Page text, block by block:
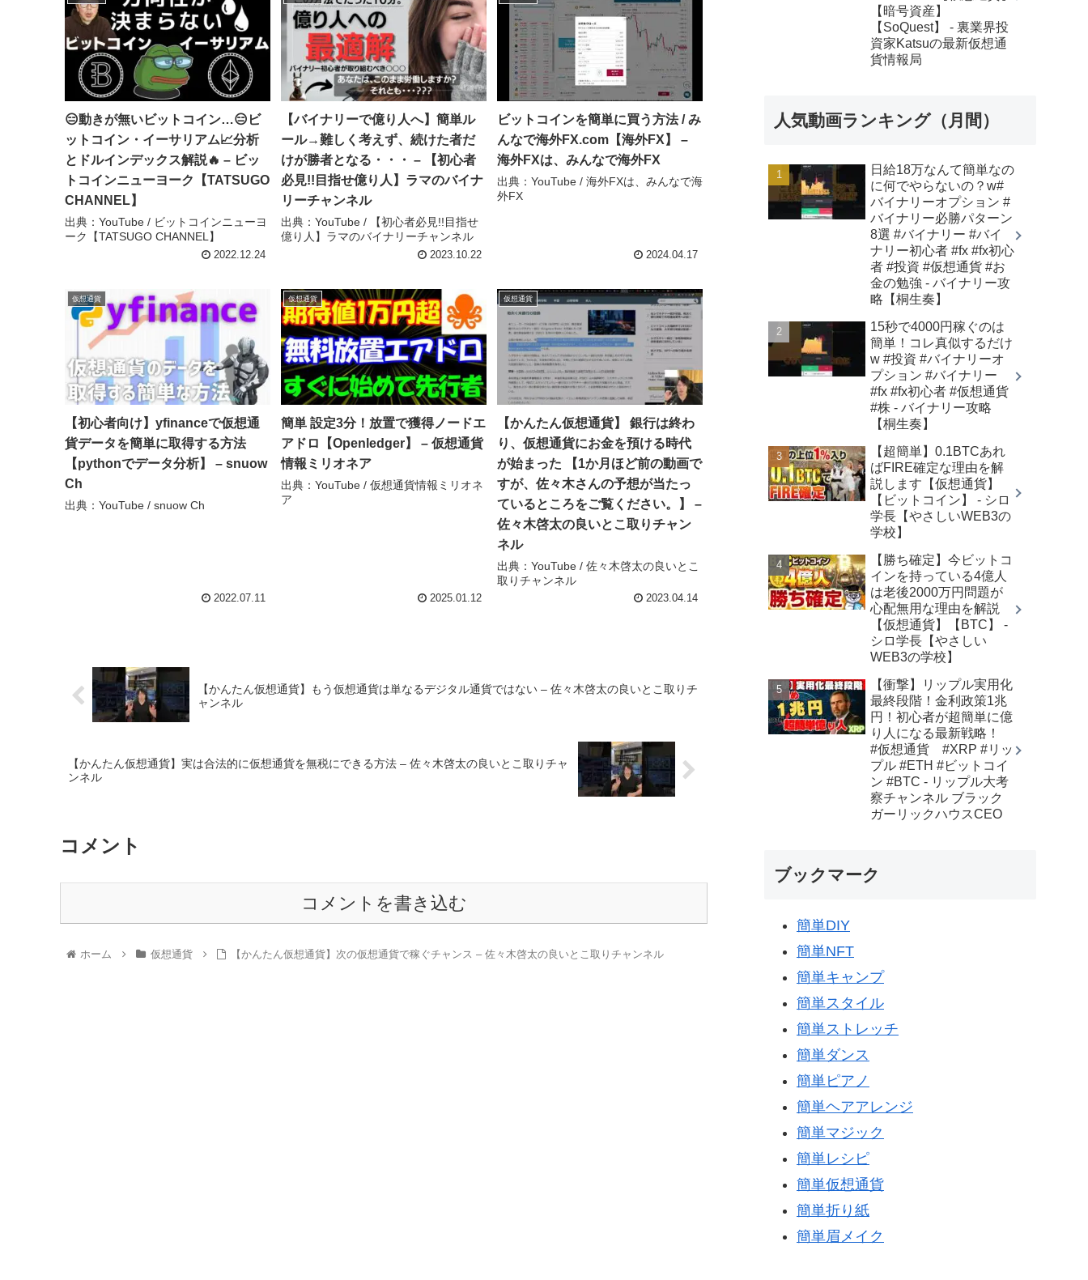
😑動きが無いビットコイン…😑ビ
ットコイン・イーサリアム📈分析
とドルインデックス解説🔥 – ビッ
トコインニューヨーク【TATSUGO
CHANNEL】
出典：YouTube / ビットコインニューヨ
ーク【TATSUGO CHANNEL】
2022.12.24
【バイナリーで億り人へ】簡単ル
ール→難しく考えず、続けた者だ
けが勝者となる・・・ – 【初心者
必見!!目指せ億り人】ラマのバイナ
リーチャンネル
出典：YouTube / 【初心者必見!!目指せ
億り人】ラマのバイナリーチャンネル
2023.10.22
ビットコインを簡単に買う方法 / み
んなで海外FX.com【海外FX】 –
海外FXは、みんなで海外FX
出典：YouTube / 海外FXは、みんなで海
外FX
2024.04.17
仮想通貨
【初心者向け】yfinanceで仮想通
貨データを簡単に取得する方法
【pythonでデータ分析】 – snuow
Ch
出典：YouTube / snuow Ch
2022.07.11
仮想通貨
簡単 設定3分！放置で獲得ノードエ
アドロ【Openledger】 – 仮想通貨
情報ミリオネア
出典：YouTube / 仮想通貨情報ミリオネ
ア
2025.01.12
仮想通貨
【かんたん仮想通貨】 銀行は終わ
り、仮想通貨にお金を預ける時代
が始まった 【1か月ほど前の動画で
すが、佐々木さんの予想が当たっ
ているところをご覧ください。】 –
佐々木啓太の良いとこ取りチャン
ネル
出典：YouTube / 佐々木啓太の良いとこ
取りチャンネル
2023.04.14
【かんたん仮想通貨】もう仮想通貨は単なるデジタル通貨ではない – 佐々木啓太の良いとこ取りチ
ャンネル
【かんたん仮想通貨】実は合法的に仮想通貨を無税にできる方法 – 佐々木啓太の良いとこ取りチャ
ンネル
コメント
コメントを書き込む
ホーム 仮想通貨 【かんたん仮想通貨】次の仮想通貨で稼ぐチャンス – 佐々木啓太の良いとこ取りチャンネル
【暗号資産】
【SoQuest】 - 裏業界投
資家Katsuの最新仮想通
貨情報局
人気動画ランキング（月間）
日給18万なんて簡単なの
に何でやらないの？w#
バイナリーオプション #
バイナリー必勝パターン
8選 #バイナリー #バイ
ナリー初心者 #fx #fx初心
者 #投資 #仮想通貨 #お
金の勉強 - バイナリー攻
略【桐生奏】
15秒で4000円稼ぐのは
簡単！コレ真似するだけ
w #投資 #バイナリーオ
プション #バイナリー
#fx #fx初心者 #仮想通貨
#株 - バイナリー攻略
【桐生奏】
【超簡単】0.1BTCあれ
ばFIRE確定な理由を解
説します【仮想通貨】
【ビットコイン】 - シロ
学長【やさしいWEB3の
学校】
【勝ち確定】今ビットコ
インを持っている4億人
は老後2000万円問題が
心配無用な理由を解説
【仮想通貨】【BTC】 -
シロ学長【やさしい
WEB3の学校】
【衝撃】リップル実用化
最終段階！金利政策1兆
円！初心者が超簡単に億
り人になる最新戦略！
#仮想通貨 #XRP #リッ
プル #ETH #ビットコイ
ン #BTC - リップル大考
察チャンネル ブラック
ガーリックハウスCEO
ブックマーク
簡単DIY
簡単NFT
簡単キャンプ
簡単スタイル
簡単ストレッチ
簡単ダンス
簡単ピアノ
簡単ヘアアレンジ
簡単マジック
簡単レシピ
簡単仮想通貨
簡単折り紙
簡単眉メイク